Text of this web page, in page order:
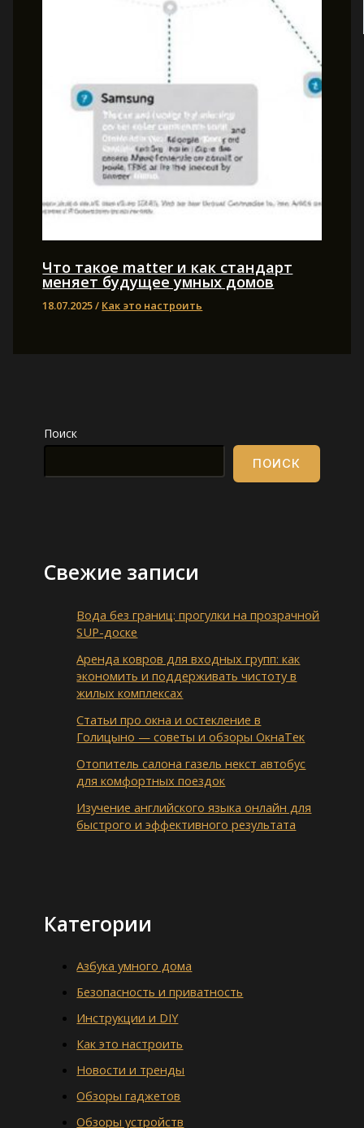
Что такое matter и как стандарт
меняет будущее умных домов
18.07.2025/ Как это настроить
Поиск
ПОИСК
Свежие записи
Вода без границ: прогулки на прозрачной
SUP-доске
Аренда ковров для входных групп: как
экономить и поддерживать чистоту в
жилых комплексах
Статьи про окна и остекление в
Голицыно — советы и обзоры ОкнаТек
Отопитель салона газель некст автобус
для комфортных поездок
Изучение английского языка онлайн для
быстрого и эффективного результата
Категории
Азбука умного дома
Безопасность и приватность
Инструкции и DIY
Как это настроить
Новости и тренды
Обзоры гаджетов
Обзоры устройств